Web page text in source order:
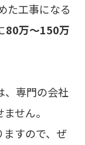
た工事になる
80万〜150万
、専門の会社
せん。
ますので、ぜ